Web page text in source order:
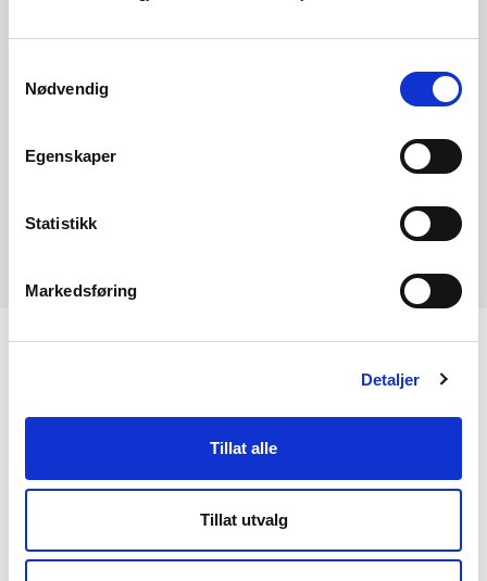
Nødvendig
Egenskaper
Statistikk
Markedsføring
Detaljer
Tillat alle
Tillat utvalg
Kontaktinformasjon
Dette er RME